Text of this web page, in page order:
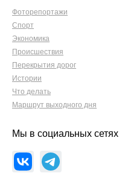
Фоторепортажи
Спорт
Экономика
Происшествия
Перекрытия дорог
Истории
Что делать
Маршрут выходного дня
Мы в социальных сетях